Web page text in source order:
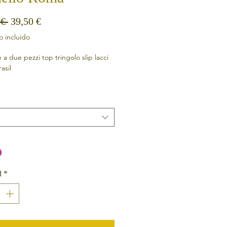
€ Precio
39,50 €Precio de oferta
incluido
a due pezzi top tringolo slip lacci
*